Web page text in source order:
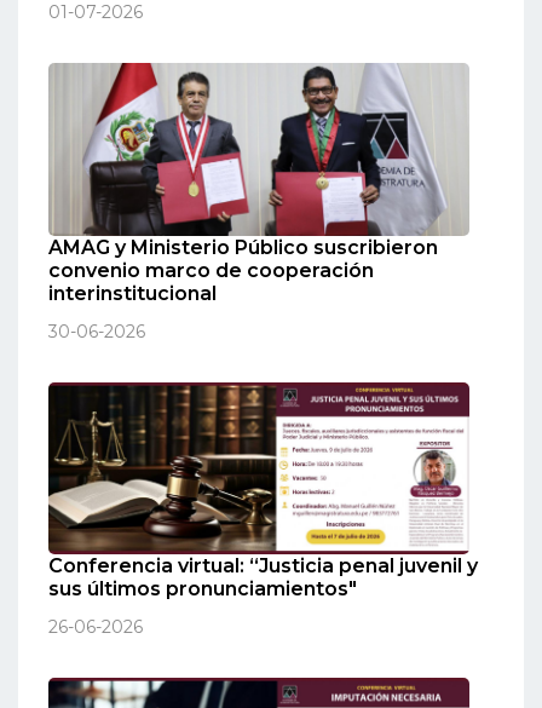
01-07-2026
AMAG y Ministerio Público suscribieron
convenio marco de cooperación
interinstitucional
30-06-2026
Conferencia virtual: “Justicia penal juvenil y
sus últimos pronunciamientos"
26-06-2026